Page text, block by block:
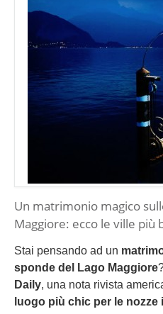
Un matrimonio magico
Maggiore: ecco le ville più
Stai pensando ad un
sponde del Lago Maggiore
Daily, una nota rivista
luogo più chic per le nozze